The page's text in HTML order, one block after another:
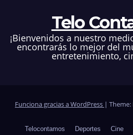
Telo
¡Bienvenidos a nuestro
encontrarás lo mejor del
entretenimiento,
Funciona gracias a WordPress |
Telocontamos Deportes Cine